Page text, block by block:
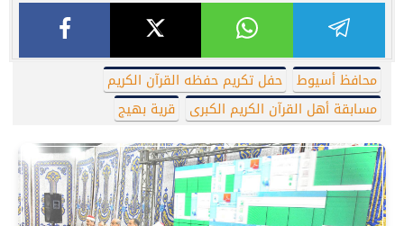
محافظ أسيوط
حفل تكريم حفظه القرآن الكريم
مسابقة أهل القرآن الكريم الكبرى
قرية بهيج